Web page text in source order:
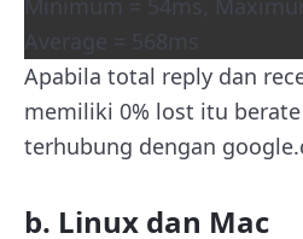
Minimum = 54ms,
Average = 568ms
Apabila total reply dan
memiliki 0% lost itu
terhubung dengan
b. Linux dan Mac